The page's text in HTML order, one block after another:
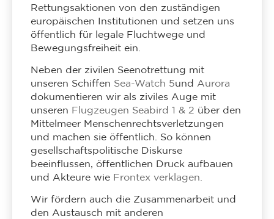
Rettungsaktionen von den zuständigen
europäischen Institutionen und setzen uns
öffentlich für legale Fluchtwege und
Bewegungsfreiheit ein.
Neben der zivilen Seenotrettung mit
unseren Schiffen Sea-Watch 5und Aurora
dokumentieren wir als ziviles Auge mit
unseren Flugzeugen Seabird 1 & 2 über den
Mittelmeer Menschenrechtsverletzungen
und machen sie öffentlich. So können
gesellschaftspolitische Diskurse
beeinflussen, öffentlichen Druck aufbauen
und Akteure wie Frontex verklagen.
Wir fördern auch die Zusammenarbeit und
den Austausch mit anderen